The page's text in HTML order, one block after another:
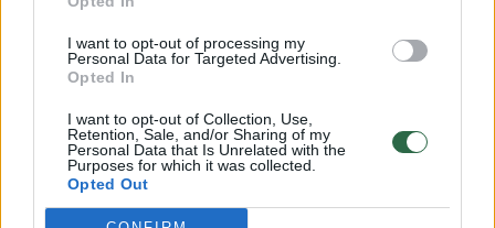
I want to opt-out of processing my
Personal Data for Targeted Advertising.
Opted In
I want to opt-out of Collection, Use,
Retention, Sale, and/or Sharing of my
Personal Data that Is Unrelated with the
Purposes for which it was collected.
Opted Out
Laidos | Nauja diena
K. Prunskienės brolis prisiminė jaudinančią akimirką
prieš mirtį: „Tai buvo simbolinis mūsų pagerbimo
ženklas“